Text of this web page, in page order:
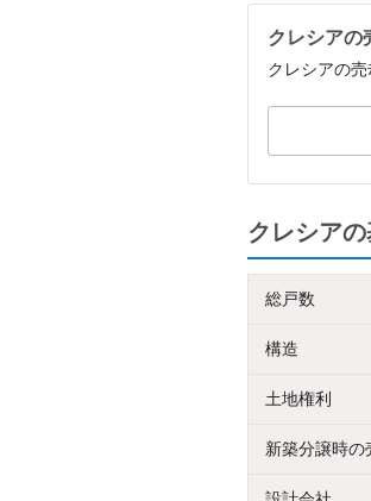
クレシアの
クレシアの
クレシア
総戸数
構造
土地権利
新築分譲時の